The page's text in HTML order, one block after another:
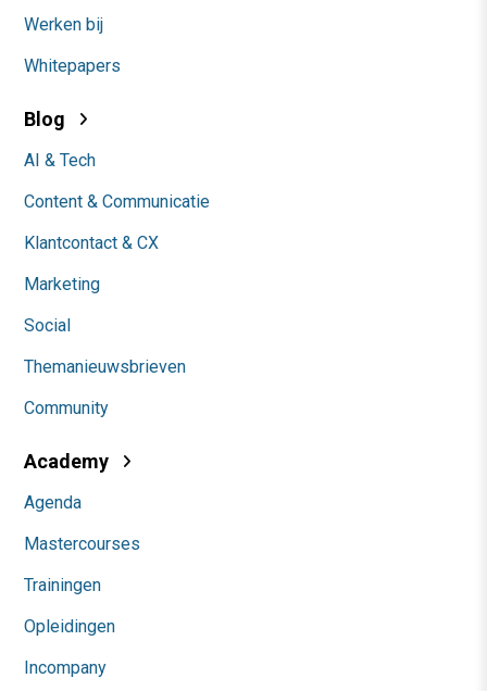
Werken bij
Whitepapers
Blog
AI & Tech
Content & Communicatie
Klantcontact & CX
Marketing
Social
Themanieuwsbrieven
Community
Academy
Agenda
Mastercourses
Trainingen
Opleidingen
Incompany